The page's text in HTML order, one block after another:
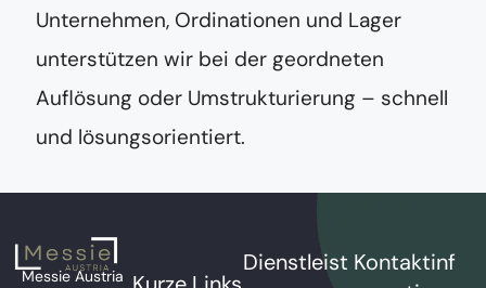
Unternehmen, Ordinationen und Lager
unterstützen wir bei der geordneten
Auflösung oder Umstrukturierung – schnell
und lösungsorientiert.
Messie Austria
Dienstleist Kontaktinf